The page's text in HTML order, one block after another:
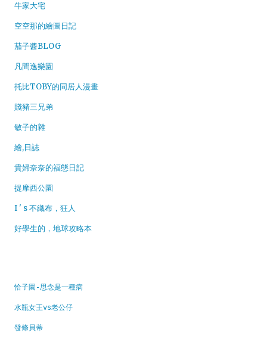
牛家大宅
空空那的繪圖日記
茄子醬BLOG
凡間逸樂園
托比TOBY的同居人漫畫
賤豬三兄弟
敏子的雜
繪,日誌
貴婦奈奈的福態日記
提摩西公園
I ' s 不織布，狂人
好學生的，地球攻略本
恰子園-思念是一種病
水瓶女王vs老公仔
發條貝蒂